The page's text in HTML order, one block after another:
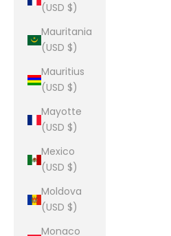
(USD $)
Mauritania
(USD $)
Mauritius
(USD $)
Mayotte
(USD $)
Mexico
(USD $)
Moldova
(USD $)
Monaco